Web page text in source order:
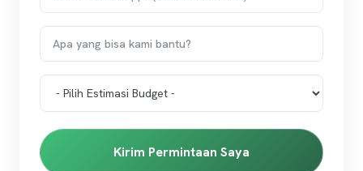
Kirim Permintaan Saya